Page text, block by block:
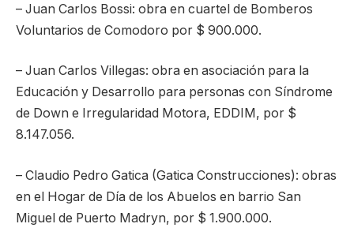
– Juan Carlos Bossi: obra en cuartel de Bomberos
Voluntarios de Comodoro por $ 900.000.
– Juan Carlos Villegas: obra en asociación para la
Educación y Desarrollo para personas con Síndrome
de Down e Irregularidad Motora, EDDIM, por $
8.147.056.
– Claudio Pedro Gatica (Gatica Construcciones): obras
en el Hogar de Día de los Abuelos en barrio San
Miguel de Puerto Madryn, por $ 1.900.000.